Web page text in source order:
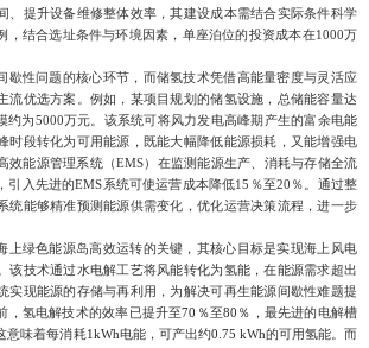
、提升设备维修整体效率，其建设成本需结合实际条件科学
，结合选址条件与环境因素，单座泊位的投资成本在1000万
歇性问题的核心环节，而储氢技术凭借高能量密度与灵活应
流优选方案。例如，某项目规划的储氢设施，总储能容量达
约为5000万元。该系统可将风力发电高峰期产生的富余电能
时段转化为可用能源，既能大幅降低能源损耗，又能增强电
效能源管理系统（EMS）在监测能源生产、消耗与存储全流
引入先进的EMS系统可使运营成本降低15 ％至20 ％。通过整
统能够精准预测能源供需变化，优化运营决策流程，进一步
上绿色能源岛高效运转的关键，其核心目标是实现海上风电
该技术通过水电解工艺将风能转化为氢能，在能源需求超出
实现能源的存储与再利用，为解决可再生能源间歇性难题提
，氢电解技术的效率已提升至70 ％至80 ％ ，最先进的电解槽
意味着每消耗1kWh电能，可产出约0 75 kWh的可用氢能。而